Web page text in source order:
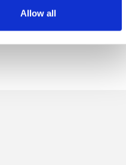
Allow all
crecimiento.